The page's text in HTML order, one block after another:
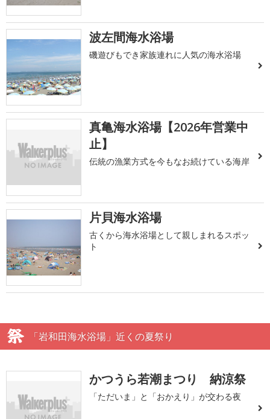
波左間海水浴場
磯遊びもでき家族連れに人気の海水浴場
真亀海水浴場【2026年営業中
止】
伝統の漁業方式を今もなお続けている海岸
片貝海水浴場
古くから海水浴場として親しまれるスポッ
ト
「岩和田海水浴場」近くの夏祭り
かつうら若潮まつり 納涼祭
「ただいま」と「おかえり」が交わる夜